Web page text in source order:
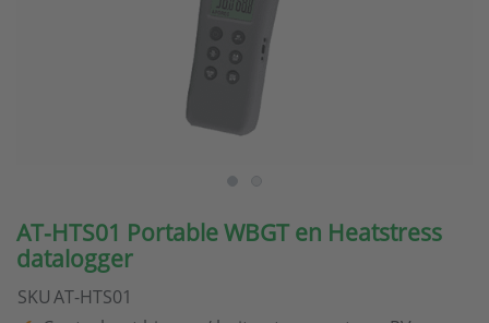
AT-HTS01 Portable WBGT en Heatstress
datalogger
SKUAT-HTS01